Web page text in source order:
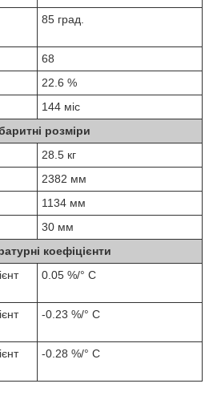
85 град.
68
22.6 %
144 міс
розміри
28.5 кг
2382 мм
1134 мм
30 мм
коефіцієнти
0.05 %/° С
-0.23 %/° С
-0.28 %/° С